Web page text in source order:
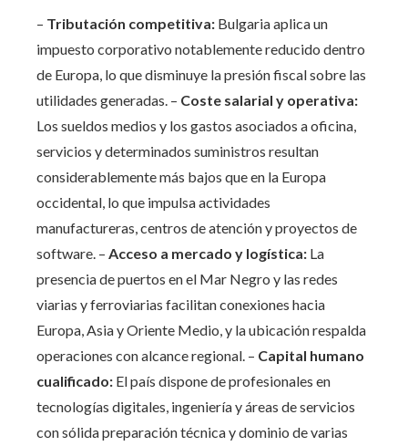
– Tributación competitiva: Bulgaria aplica un
impuesto corporativo notablemente reducido dentro
de Europa, lo que disminuye la presión fiscal sobre las
utilidades generadas. – Coste salarial y operativa:
Los sueldos medios y los gastos asociados a oficina,
servicios y determinados suministros resultan
considerablemente más bajos que en la Europa
occidental, lo que impulsa actividades
manufactureras, centros de atención y proyectos de
software. – Acceso a mercado y logística: La
presencia de puertos en el Mar Negro y las redes
viarias y ferroviarias facilitan conexiones hacia
Europa, Asia y Oriente Medio, y la ubicación respalda
operaciones con alcance regional. – Capital humano
cualificado: El país dispone de profesionales en
tecnologías digitales, ingeniería y áreas de servicios
con sólida preparación técnica y dominio de varias